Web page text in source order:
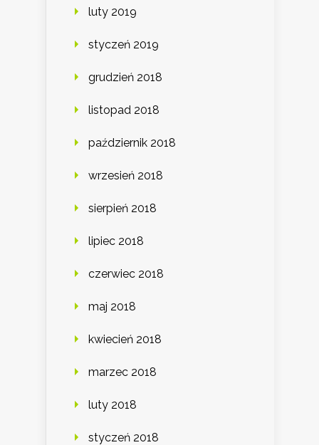
luty 2019
styczeń 2019
grudzień 2018
listopad 2018
październik 2018
wrzesień 2018
sierpień 2018
lipiec 2018
czerwiec 2018
maj 2018
kwiecień 2018
marzec 2018
luty 2018
styczeń 2018